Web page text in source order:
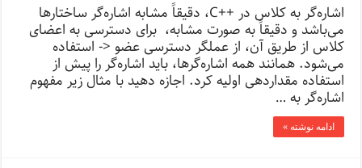
اشاره‌گر به کلاس در ++C، دقیقاً مشابه اشاره‌گر ساختارها
می‌باشد و دقیقاً به صورت مشابه، برای دسترسی به اعضای
کلاس از طریق آن، از عملگر دسترسی عضو <- استفاده
می‌شود. همانند همه اشاره‌گرها، باید اشاره‌گر را پیش از
استفاده مقداردهی اولیه کرد. اجازه دهید با مثال زیر مفهوم
اشاره‌گر به …
ادامه نوشته »